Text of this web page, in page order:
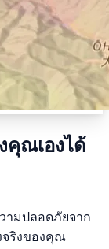
คุณเองได้
ามปลอดภัยจาก
จริงของคุณ